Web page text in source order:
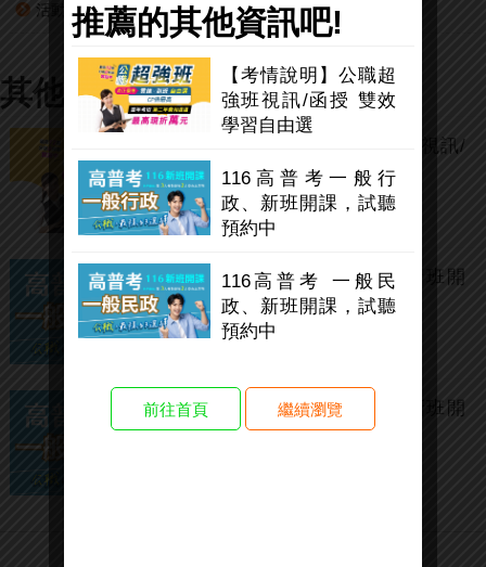
活動摘要：
其他相關活動
【考情說明】公職超強班視訊/
函授 雙效學習自由選
116高普考一般行政、新班開
課，試聽預約中
116高普考 一般民政、新班開
課，試聽預約中
推薦的其他資訊吧!
【考情說明】公職超
強班視訊/函授 雙效
學習自由選
116高普考一般行
政、新班開課，試聽
預約中
116高普考 一般民
政、新班開課，試聽
預約中
前往首頁 繼續瀏覽